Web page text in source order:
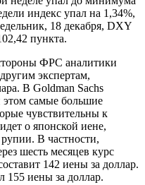
индекс упал на 1,34%,
18 декабря, DXY
пункта.
ФРС аналитики
экспертам,
В Goldman Sachs
этом самые большие
чувствительны к
о японской иене,
рупии. В частности,
шесть месяцев курс
142 иены за доллар.
155 иены за доллар.